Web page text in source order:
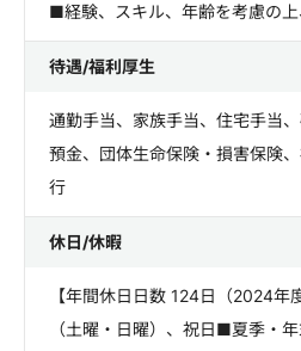
■経験、スキル、年齢を考慮の
待遇/福利厚生
通勤手当、家族手当、住宅手当
預金、団体生命保険・損害保険
行
休日/休暇
【年間休日日数 124日（2024
（土曜・日曜）、祝日■夏季・